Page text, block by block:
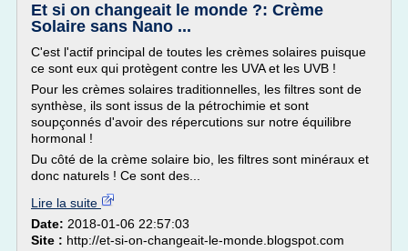
Et si on changeait le monde ?: Crème
Solaire sans Nano ...
C'est l'actif principal de toutes les crèmes solaires puisque
ce sont eux qui protègent contre les UVA et les UVB !
Pour les crèmes solaires traditionnelles, les filtres sont de
synthèse, ils sont issus de la pétrochimie et sont
soupçonnés d'avoir des répercutions sur notre équilibre
hormonal !
Du côté de la crème solaire bio, les filtres sont minéraux et
donc naturels ! Ce sont des...
Lire la suite
Date: 2018-01-06 22:57:03
Site : http://et-si-on-changeait-le-monde.blogspot.com